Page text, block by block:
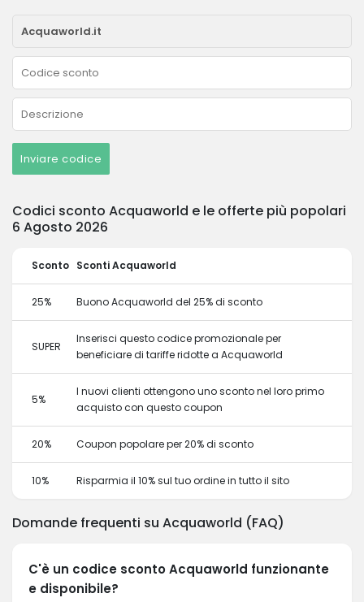
Inviare codice
Codici sconto Acquaworld e le offerte più popolari
6 Agosto 2026
Sconto Sconti Acquaworld
25% Buono Acquaworld del 25% di sconto
SUPER
Inserisci questo codice promozionale per
beneficiare di tariffe ridotte a Acquaworld
5%
I nuovi clienti ottengono uno sconto nel loro primo
acquisto con questo coupon
20% Coupon popolare per 20% di sconto
10% Risparmia il 10% sul tuo ordine in tutto il sito
Domande frequenti su Acquaworld (FAQ)
C'è un codice sconto Acquaworld funzionante
e disponibile?